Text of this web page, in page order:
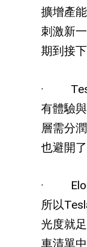
擴增產
刺激新
期到接
·
有體驗
層需分
也避開
· Elon
所以
光度就
車清單